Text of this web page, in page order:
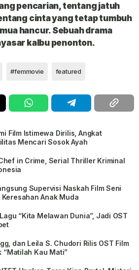
pencarian, tentang jatuh
cinta yang tetap tumbuh
hancur. Sebuah drama
kalbu penonton.
#femmovie featured
Film Istimewa Dirilis, Angkat
Mencari Sosok Ayah
in Crime, Serial Thriller Kriminal
Supervisi Naskah Film Seni
Anak Muda
“Kita Melawan Dunia”, Jadi OST
dan Leila S. Chudori Rilis OST Film
Kau Mati”